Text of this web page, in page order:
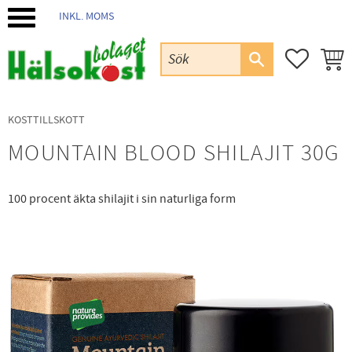
INKL. MOMS
KOSTTILLSKOTT
MOUNTAIN BLOOD SHILAJIT 30G
100 procent äkta shilajit i sin naturliga form